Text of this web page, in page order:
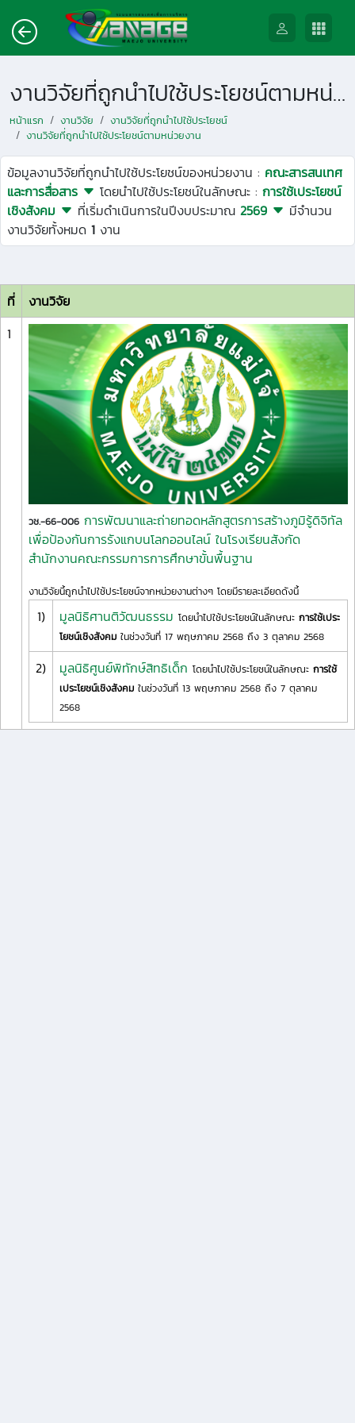
งานวิจัยที่ถูกนำไปใช้ประโยชน์ตามหน่วยงาน
หน้าแรก งานวิจัย
งานวิจัยที่ถูกนำไปใช้ประโยชน์
งานวิจัยที่ถูกนำไปใช้ประโยชน์ตามหน่วยงาน
ข้อมูลงานวิจัยที่ถูกนำไปใช้ประโยชน์ของหน่วยงาน : คณะสารสนเทศ
และการสื่อสาร
โดยนำไปใช้ประโยชน์ในลักษณะ : การใช้เประโยชน์
เชิงสังคม
ที่เริ่มดำเนินการในปีงบประมาณ 2569
มีจำนวน
งานวิจัยทั้งหมด 1 งาน
ที่
งานวิจัย
1
วช.-66-006 การพัฒนาและถ่ายทอดหลักสูตรการสร้างภูมิรู้ดิจิทัล
เพื่อป้องกันการรังแกบนโลกออนไลน์ ในโรงเรียนสังกัด
สำนักงานคณะกรรมการการศึกษาขั้นพื้นฐาน
งานวิจัยนี้ถูกนำไปใช้ประโยชน์จากหน่วยงานต่างๆ โดยมีรายละเอียดดังนี้
1) มูลนิธิศานติวัฒนธรรม โดยนำไปใช้ประโยชน์ในลักษณะ การใช้เประ
โยชน์เชิงสังคม ในช่วงวันที่ 17 พฤษภาคม 2568 ถึง 3 ตุลาคม 2568
2) มูลนิธิศูนย์พิทักษ์สิทธิเด็ก โดยนำไปใช้ประโยชน์ในลักษณะ การใช้
เประโยชน์เชิงสังคม ในช่วงวันที่ 13 พฤษภาคม 2568 ถึง 7 ตุลาคม
2568